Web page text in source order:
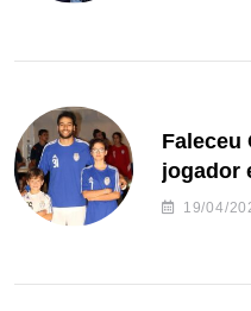
Faleceu
jogador
de19/04/